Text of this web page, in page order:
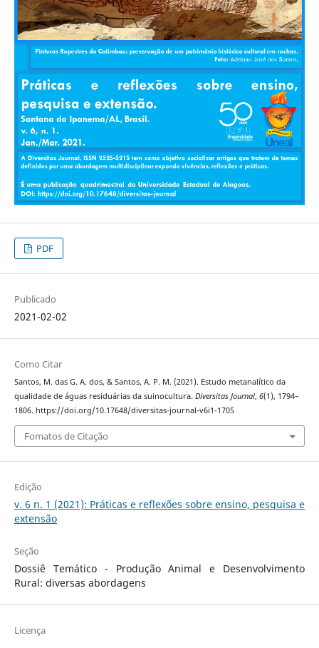
PDF
Publicado
2021-02-02
Como Citar
Santos, M. das G. A. dos, & Santos, A. P. M. (2021). Estudo metanalítico da
qualidade de águas residuárias da suinocultura. Diversitas Journal, 6(1), 1794–
1806. https://doi.org/10.17648/diversitas-journal-v6i1-1705
Fomatos de Citação
Edição
v. 6 n. 1 (2021): Práticas e reflexões sobre ensino, pesquisa e
extensão
Seção
Dossiê Temático - Produção Animal e Desenvolvimento
Rural: diversas abordagens
Licença